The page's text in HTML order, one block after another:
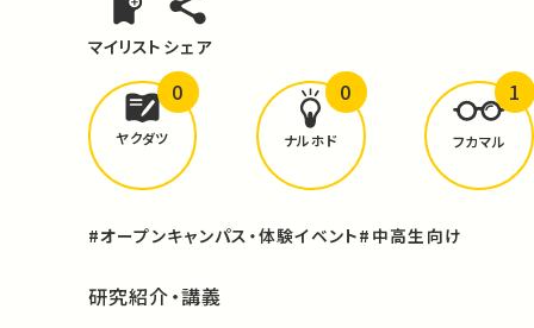
マイリスト シェア
どんな学びがありましたか？
ヤクダツ
0
ナルホド
0
フカマル
1
#オープンキャンパス・体験イベント#中高生向け
研究紹介・講義